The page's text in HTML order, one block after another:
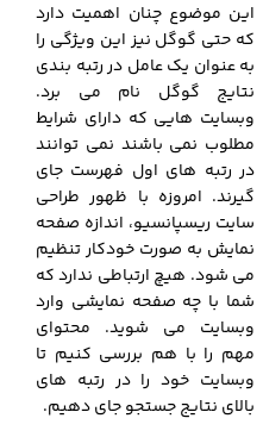
این موضوع چنان اهمیت دارد
که حتی گوگل نیز این ویژگی را
به عنوان یک عامل در رتبه بندی
نتایج گوگل نام می برد.
وبسایت هایی که دارای شرایط
مطلوب نمی باشند نمی توانند
در رتبه های اول فهرست جای
گیرند. امروزه با ظهور طراحی
سایت ریسپانسیو، اندازه صفحه
نمایش به صورت خودکار تنظیم
می شود. هیچ ارتباطی ندارد که
شما با چه صفحه نمایشی وارد
وبسایت می شوید. محتوای
مهم را با هم بررسی کنیم تا
وبسایت خود را در رتبه های
بالای نتایج جستجو جای دهیم.